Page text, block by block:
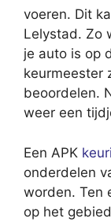
voeren. Dit
Lelystad. Zo
je auto is op
keurmeester
beoordelen.
weer een
Een APK
onderdelen
worden. Ten
op het